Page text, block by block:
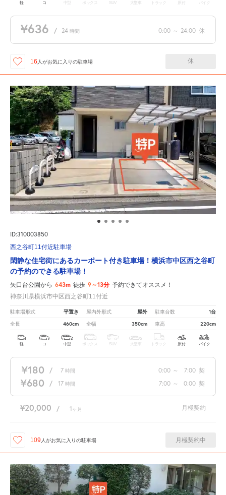
軽 コ 中型 ボックス SUV 大型車 トラック 原付 バイク
¥636 / 24 時間 0:00 ～ 24:00 休
16 人がお気に入りの駐車場 休
ID:310003850
西之谷町11付近駐車場
閑静な住宅街にあるカーポート付き駐車場！横浜市中区西之谷町
の予約のできる駐車場！
矢口台公園から 643m 徒歩 9～13分 予約できてオススメ！
神奈川県横浜市中区西之谷町11付近
駐車場形式 平置き 屋内外形式 屋外 駐車台数 1台
全長 460cm 全幅 350cm 車高 220cm
軽 コ 中型 ボックス SUV 大型車 トラック 原付 バイク
¥180 / 7 時間 0:00 ～ 7:00 契
¥680 / 17 時間 7:00 ～ 0:00 契
¥20,000 / 1 ヶ月 月極契約
109人がお気に入りの駐車場 月極契約中